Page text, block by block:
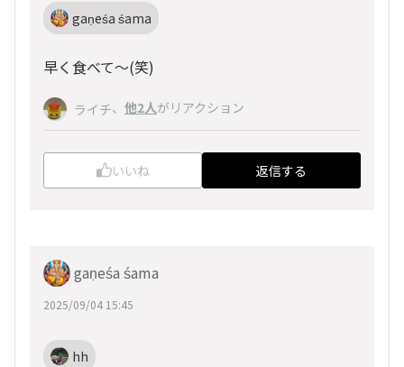
gaṇeśa śama
早く食べて～(笑)
ライチ、 他2人がリアクション
いいね 返信する
gaṇeśa śama
2025/09/04 15:45
hh